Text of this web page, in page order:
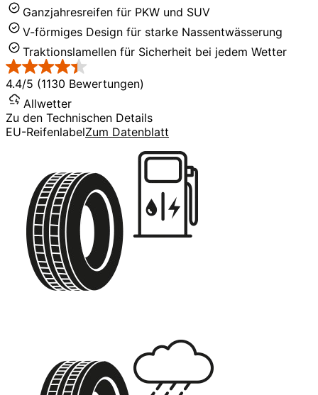
Ganzjahresreifen für PKW und SUV
V-förmiges Design für starke Nassentwässerung
Traktionslamellen für Sicherheit bei jedem Wetter
4.4/5 (1130 Bewertungen)
Allwetter
Zu den Technischen Details
EU-ReifenlabelZum Datenblatt